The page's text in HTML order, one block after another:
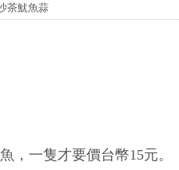
茶魷魚蒜
，一隻才要價台幣15元。